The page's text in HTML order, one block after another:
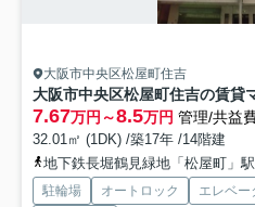
大阪市中央区松屋町住吉
大阪市中央区松屋町住吉の賃貸
7.67万円～8.5万円 管理/共益
32.01㎡ (1DK) /築17年 /14階建
地下鉄長堀鶴見緑地「松屋町」
駐輪場 オートロック エレベー